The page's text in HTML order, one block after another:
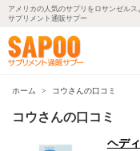
アメリカの人気のサプリをロサンゼルス
サプリメント通販サプー
ホーム コウさんの口コミ
コウさんの口コミ
ヘデ